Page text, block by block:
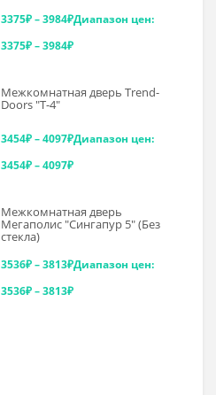
3375₽–3984₽Диапазон цен:
3375₽ – 3984₽
Межкомнатная дверь Trend-
Doоrs "Т-4"
3454₽–4097₽Диапазон цен:
3454₽ – 4097₽
Межкомнатная дверь
Мегаполис "Сингапур 5" (Без
стекла)
3536₽–3813₽Диапазон цен:
3536₽ – 3813₽